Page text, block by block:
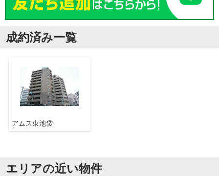
成約済み一覧
アムス東池袋
エリアの近い物件